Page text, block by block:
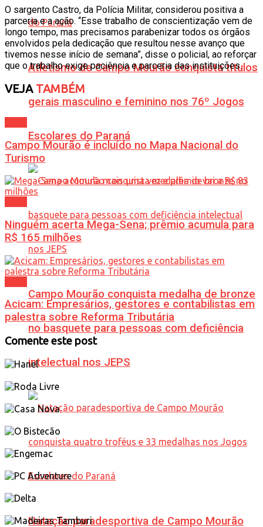
Atletismo de Campo Mourão conquista títulos
gerais masculino e feminino nos 76º Jogos
Escolares do Paraná
Campo Mourão conquista medalha de bronze
no basquete para pessoas com deficiência
intelectual nos JEPS
Natação paradesportiva de Campo Mourão
O sargento Castro, da Polícia Militar, considerou positiva a
parceria e a ação. “Esse trabalho de conscientização vem de
longo tempo, mas precisamos parabenizar todos os órgãos
envolvidos pela dedicação que resultou nesse avanço que
tivemos nesse início de semana”, disse o policial, ao reforçar
que o trabalho exige paciência e parceria das instituições.
VEJATAMBÉM
Campo Mourão é incluído no Mapa Nacional do
Turismo
Ninguém acerta Mega-Sena; prêmio acumula para
R$ 165 milhões
Acicam: Empresários, gestores e contabilistas em
palestra sobre Reforma Tributária
Comente este post